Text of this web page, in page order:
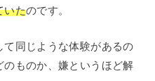
いたのです。
同じような体験があるの
ものか、嫌というほど解